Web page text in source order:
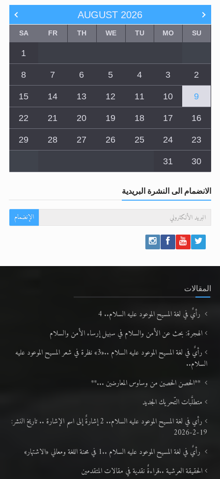
AUGUST 2026
SU
MO
TU
WE
TH
FR
SA
1
2
3
4
5
6
7
8
9
10
11
12
13
14
15
16
17
18
19
20
21
22
23
24
25
26
27
28
29
30
31
الانضمام الى النشرة البريدية
الإنضمام
المقالات
رأيٌ في لغة المسيح الموعود عليه السلام.. 4
الهجرة: بحث عن الأمن والسلام في سبيل إرساء الأمن والسلام
رأيٌ في لغة المسيح الموعود عليه السلام ..«3» نظرة في شعر المسيح الموعود عليه
السلام..
**الحصن الحصين من وساوس المعارضين ...**
متطلَّبات التّحريك الجديد
رأي في لغة المسيح الموعود عليه السلام.. 2 إشارةٌ إلى اسم الإشارة .. تاريخ النشر:
19-2-2026
رأيٌ في لغة المسيح الموعود عليه السلام ..1 في محنة اللغة ومعاني «الاشتهار»
الحقيقة العرشية ..قراءةٌ نقدية في مقالات المتقدمين